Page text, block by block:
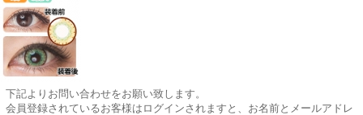
下記よりお問い合わせをお願い致します。
会員登録されているお客様はログインされますと、お名前とメールアドレ